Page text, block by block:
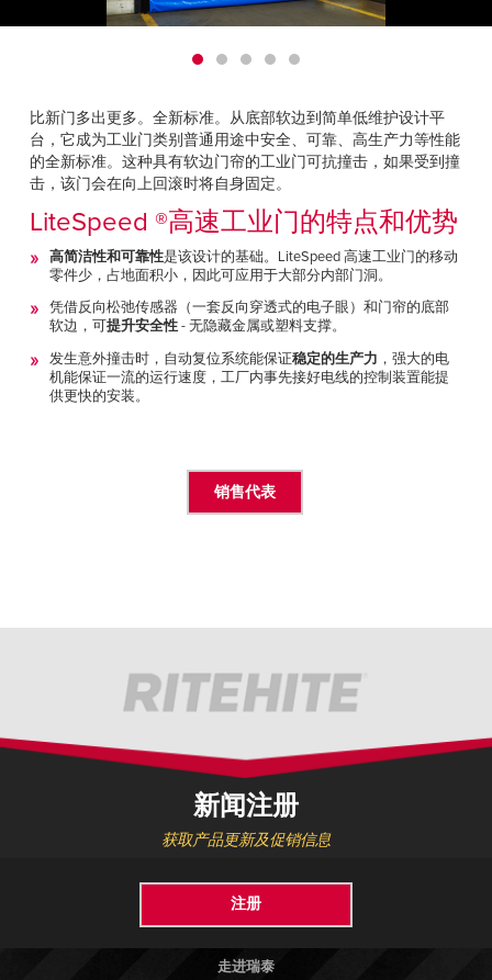
ASIA PACIFIC
English
中文
MIDDLE EAST/AFRICA
English
帮助
查找销售代表
比新门多出更多。全新标准。从底部软边到简单低维护设计平
台，它成为工业门类别普通用途中安全、可靠、高生产力等性能
的全新标准。这种具有软边门帘的工业门可抗撞击，如果受到撞
击，该门会在向上回滚时将自身固定。
LiteSpeed ®高速工业门的特点和优势
高简洁性和可靠性是该设计的基础。LiteSpeed 高速工业门的移动
零件少，占地面积小，因此可应用于大部分内部门洞。
凭借反向松弛传感器（一套反向穿透式的电子眼）和门帘的底部
软边，可提升安全性- 无隐藏金属或塑料支撑。
发生意外撞击时，自动复位系统能保证稳定的生产力 ，强大的电
机能保证一流的运行速度，工厂内事先接好电线的控制装置能提
供更快的安装。
销售代表
新闻注册
获取产品更新及促销信息
注册
走进瑞泰